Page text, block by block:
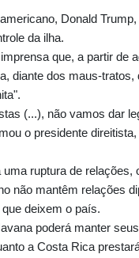
Donald
da ilha.
que, a partir de
diante dos maus-
(...), não vamos dar
o presidente
ruptura de
não mantêm relações
deixem o país.
poderá manter
a Costa Rica